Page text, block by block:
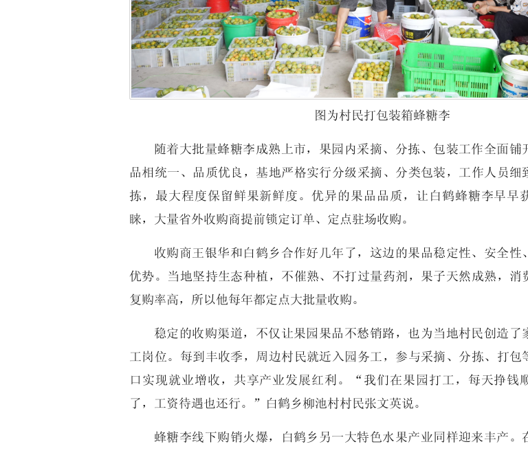
图为村民打包装箱蜂糖李
随着大批量蜂糖李成熟上市，果园内采摘、分拣、包装工作全面铺
品相统一、品质优良，基地严格实行分级采摘、分类包装，工作人员细
拣，最大程度保留鲜果新鲜度。优异的果品品质，让白鹤蜂糖李早早
睐，大量省外收购商提前锁定订单、定点驻场收购。
收购商王银华和白鹤乡合作好几年了，这边的果品稳定性、安全性
优势。当地坚持生态种植，不催熟、不打过量药剂，果子天然成熟，消
复购率高，所以他每年都定点大批量收购。
稳定的收购渠道，不仅让果园果品不愁销路，也为当地村民创造了
工岗位。每到丰收季，周边村民就近入园务工，参与采摘、分拣、打包
口实现就业增收，共享产业发展红利。“我们在果园打工，每天挣钱
了，工资待遇也还行。”白鹤乡柳池村村民张文英说。
蜂糖李线下购销火爆，白鹤乡另一大特色水果产业同样迎来丰产。